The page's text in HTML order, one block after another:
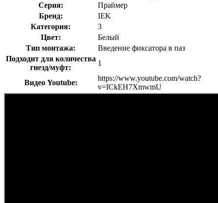
Серия:
Праймер
Бренд:
IEK
Категория:
3
Цвет:
Белый
Тип монтажа:
Введение фиксатора в паз
Подходит для количества
гнезд/муфт:
1
Видео Youtube:
https://www.youtube.com/watch?
v=ICkEH7XmwmU